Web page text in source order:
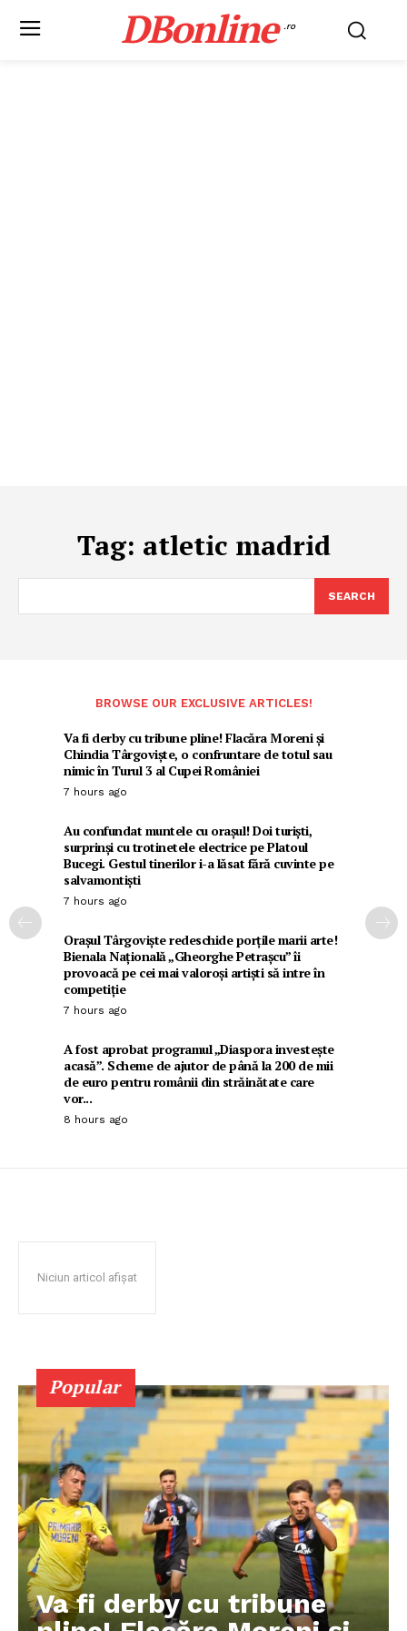
DBonline .ro
Tag: atletic madrid
SEARCH
BROWSE OUR EXCLUSIVE ARTICLES!
Va fi derby cu tribune pline! Flacăra Moreni și
Chindia Târgoviște, o confruntare de totul sau
nimic în Turul 3 al Cupei României
7 hours ago
Au confundat muntele cu orașul! Doi turiști,
surprinși cu trotinetele electrice pe Platoul
Bucegi. Gestul tinerilor i-a lăsat fără cuvinte pe
salvamontiști
7 hours ago
Orașul Târgoviște redeschide porțile marii arte!
Bienala Națională „Gheorghe Petrașcu” îi
provoacă pe cei mai valoroși artiști să intre în
competiție
7 hours ago
A fost aprobat programul „Diaspora investește
acasă”. Scheme de ajutor de până la 200 de mii
de euro pentru românii din străinătate care
vor...
8 hours ago
Niciun articol afișat
Popular
Va fi derby cu tribune